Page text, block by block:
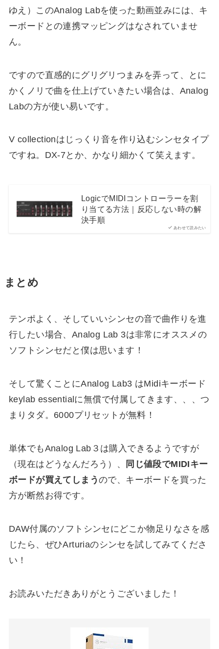
ゆえ）このAnalog Labを使った動画並みには、キ
ーボードとの連携マッピングはなされていませ
ん。
ですので直感的にグリグリつまみを弄って、とに
かくノリで曲を仕上げていきたい場合は、Analog
Labの方が使い易いです。
V collectionはじっくり音を作り込むシンセタイプ
ですね。DX-7とか、かなり細かくて笑えます。
あわせて読みたい
LogicでMIDIコントローラーを割
り当てる方法｜反応しない時の解
決手順
まとめ
テンポよく、そしていいシンセの音で曲作りを進
行したい場合、Analog Lab 3は非常にオススメの
ソフトシンセだと僕は思います！
そして驚くことにAnalog Lab3 はMidiキーボード
keylab essentialに無償で付属してきます、、、つ
まりタダ。6000プリセットが無料！
単体でもAnalog Lab３は購入できるようですが
（現在はどうなんだろう）、
同じ値段でMIDIキー
ボードが買えてしまう ので、キーボードを買った
方が断然お得です。
DAW付属のソフトシンセにどこか物足りなさを感
じたら、ぜひArturiaのシンセを試してみてくださ
い！
お読みいただきありがとうございました！